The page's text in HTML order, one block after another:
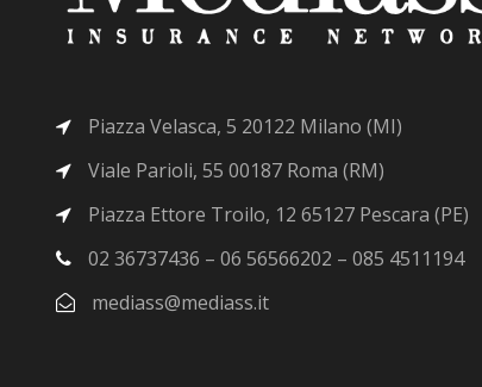
Piazza Velasca, 5 20122 Milano (MI)
Viale Parioli, 55 00187 Roma (RM)
Piazza Ettore Troilo, 12 65127 Pescara (PE)
02 36737436 – 06 56566202 – 085 4511194
mediass@mediass.it